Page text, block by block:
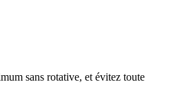
sans rotative, et évitez toute